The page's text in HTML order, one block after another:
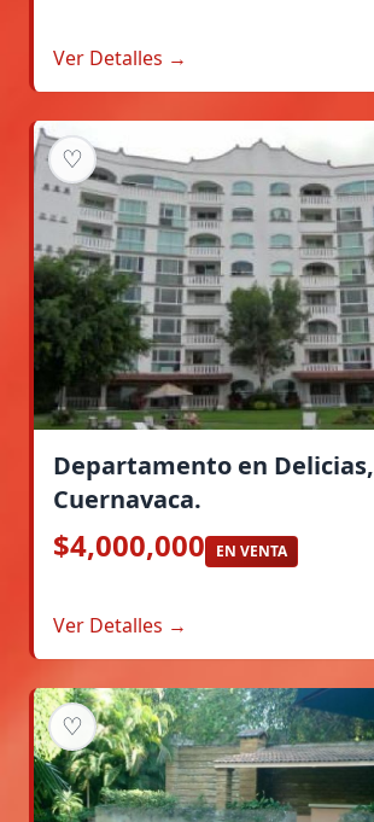
Ver Detalles →
♡
Departamento en Delicias,
Cuernavaca.
$4,000,000 EN VENTA
Ver Detalles →
♡